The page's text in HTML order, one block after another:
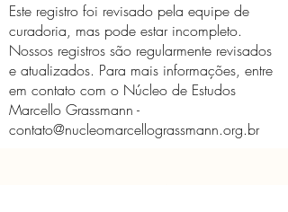
Este registro foi revisado pela equipe de
curadoria, mas pode estar incompleto.
Nossos registros são regularmente revisados ​​
e atualizados. Para mais informações, entre
em contato com o Núcleo de Estudos
Marcello Grassmann -
contato@nucleomarcellograssmann.org.br